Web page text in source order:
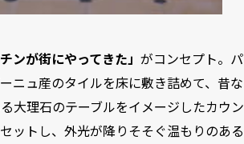
ンが街にやってきた」 がコンセプト。パ
ニュ産のタイルを床に敷き詰めて、昔な
大理石のテーブルをイメージしたカウン
ットし、外光が降りそそぐ温もりのある